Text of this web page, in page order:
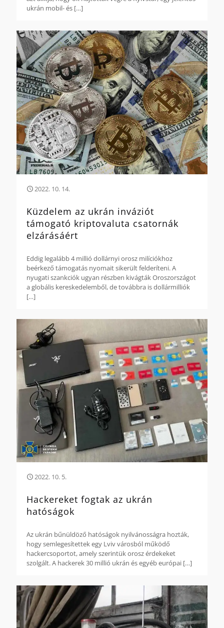
ukrán mobil- és […]
2022. 10. 14.
Küzdelem az ukrán inváziót
támogató kriptovaluta csatornák
elzárásáért
Eddig legalább 4 millió dollárnyi orosz milíciókhoz
beérkező támogatás nyomait sikerült felderíteni. A
nyugati szankciók ugyan részben kivágták Oroszországot
a globális kereskedelemből, de továbbra is dollármilliók
[…]
2022. 10. 5.
Hackereket fogtak az ukrán
hatóságok
Az ukrán bűnüldöző hatóságok nyilvánosságra hozták,
hogy semlegesítettek egy Lviv városból működő
hackercsoportot, amely szerintük orosz érdekeket
szolgált. A hackerek 30 millió ukrán és egyéb európai […]